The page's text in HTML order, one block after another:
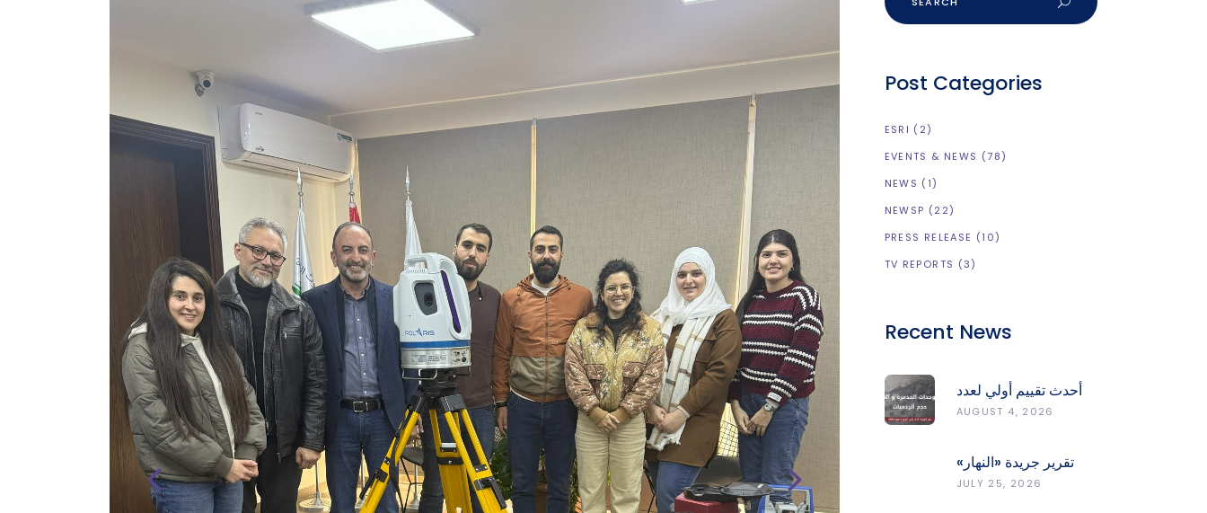
Post Categories
ESRI (2)
EVENTS & NEWS (78)
NEWS (1)
NEWSP (22)
PRESS RELEASE (10)
TV REPORTS (3)
Recent News
أحدث تقييم أولي لعدد
الوحدات المدمّرة
الأقضية
AUGUST 4, 2026
تقرير جريدة «النهار»
حول مخاطر حرائق
JULY 25, 2026